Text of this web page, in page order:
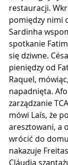
restauracji.
pomiędzy nimi
Sardinha
spotkanie
się dziwne.
pieniędzy od
Raquel,
napadnięta.
zarządzanie
mówi Laís, że
aresztowani, a
wrócić do
nakazuje
Cláudia